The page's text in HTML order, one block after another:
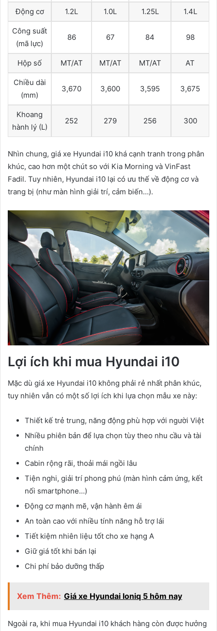
Động cơ 1.2L 1.0L 1.25L 1.4L
Công suất
(mã lực)
86 67 84 98
Hộp số MT/AT MT/AT MT/AT AT
Chiều dài
(mm)
3,670 3,600 3,595 3,675
Khoang
hành lý (L)
252 279 256 300
Nhìn chung, giá xe Hyundai i10 khá cạnh tranh trong phân
khúc, cao hơn một chút so với Kia Morning và VinFast
Fadil. Tuy nhiên, Hyundai i10 lại có ưu thế về động cơ và
trang bị (như màn hình giải trí, cảm biến…).
Lợi ích khi mua Hyundai i10
Mặc dù giá xe Hyundai i10 không phải rẻ nhất phân khúc,
tuy nhiên vẫn có một số lợi ích khi lựa chọn mẫu xe này:
Thiết kế trẻ trung, năng động phù hợp với người Việt
Nhiều phiên bản để lựa chọn tùy theo nhu cầu và tài
chính
Cabin rộng rãi, thoải mái ngồi lâu
Tiện nghi, giải trí phong phú (màn hình cảm ứng, kết
nối smartphone…)
Động cơ mạnh mẽ, vận hành êm ái
An toàn cao với nhiều tính năng hỗ trợ lái
Tiết kiệm nhiên liệu tốt cho xe hạng A
Giữ giá tốt khi bán lại
Chi phí bảo dưỡng thấp
Xem Thêm: Giá xe Hyundai Ioniq 5 hôm nay
Ngoài ra, khi mua Hyundai i10 khách hàng còn được hưởng